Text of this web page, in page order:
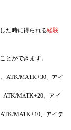
た時に得られる経験
とができます。
ATK/MATK+30、アイ
ATK/MATK+20、アイ
MATK+10、アイテ